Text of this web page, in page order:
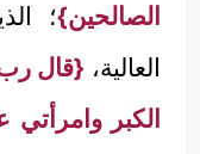
الصالحين}؛
العالية، {قال رب
الكبر وامرأتي